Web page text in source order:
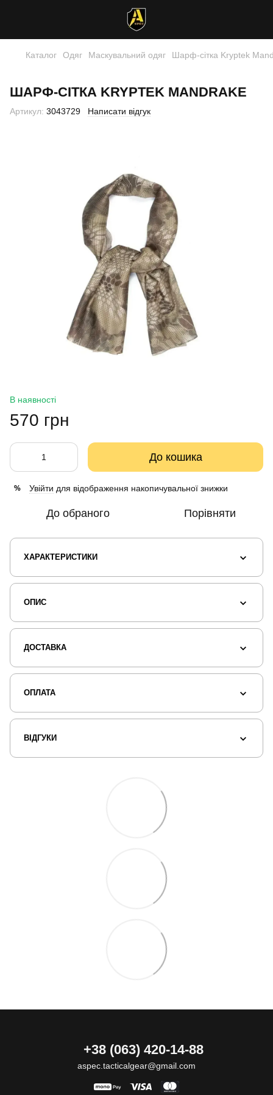
Каталог Одяг Маскувальний одяг Шарф-сітка Kryptek
ШАРФ-СІТКА KRYPTEK MANDRAKE
Артикул: 3043729 Написати відгук
В наявності
570 грн
До кошика
% Увійти для відображення накопичувальної знижки
До обраного Порівняти
ХАРАКТЕРИСТИКИ
ОПИС
ДОСТАВКА
ОПЛАТА
ВІДГУКИ
+38 (063) 420-14-88
aspec.tacticalgear@gmail.com